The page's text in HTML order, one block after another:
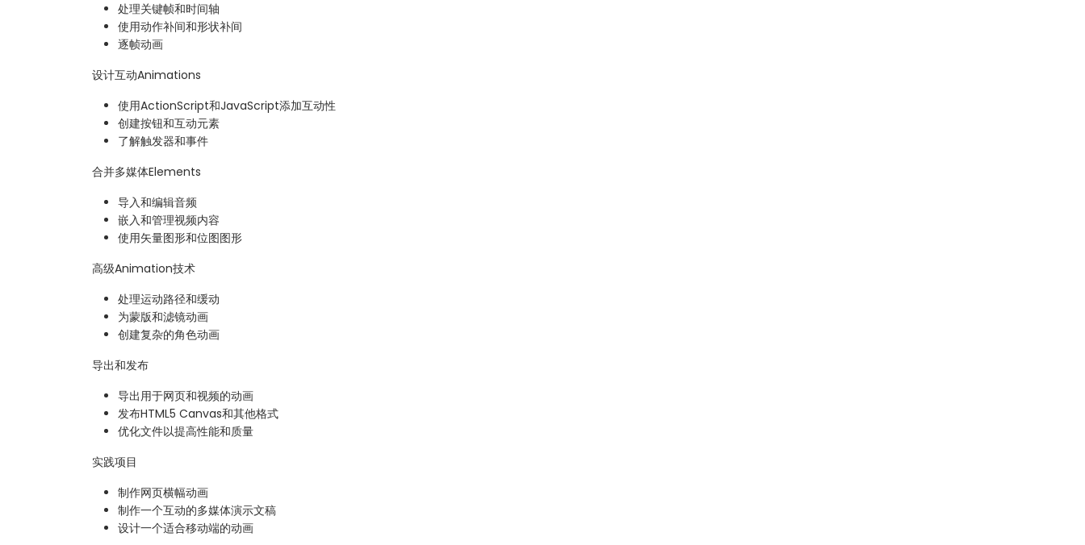
处理关键帧和时间轴
使用动作补间和形状补间
逐帧动画
设计互动Animations
使用ActionScript和JavaScript添加互动性
创建按钮和互动元素
了解触发器和事件
合并多媒体Elements
导入和编辑音频
嵌入和管理视频内容
使用矢量图形和位图图形
高级Animation技术
处理运动路径和缓动
为蒙版和滤镜动画
创建复杂的角色动画
导出和发布
导出用于网页和视频的动画
发布HTML5 Canvas和其他格式
优化文件以提高性能和质量
实践项目
制作网页横幅动画
制作一个互动的多媒体演示文稿
设计一个适合移动端的动画